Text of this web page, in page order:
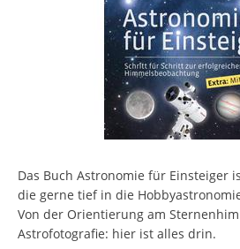
Das Buch Astronomie für Einsteiger
die gerne tief in die
Von der Orientierung am
Astrofotografie: hier ist alles drin.